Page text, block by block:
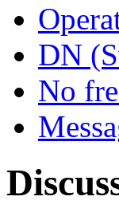
DN
No